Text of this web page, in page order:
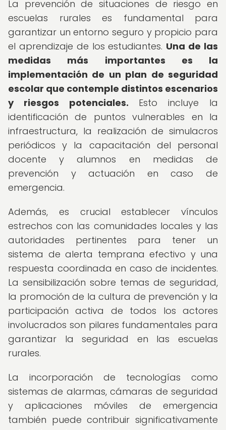
La prevención de situaciones de riesgo en
escuelas rurales es fundamental para
garantizar un entorno seguro y propicio para
el aprendizaje de los estudiantes. Una de las
medidas más importantes es la
implementación de un plan de seguridad
escolar que contemple distintos escenarios
y riesgos potenciales. Esto incluye la
identificación de puntos vulnerables en la
infraestructura, la realización de simulacros
periódicos y la capacitación del personal
docente y alumnos en medidas de
prevención y actuación en caso de
emergencia.
Además, es crucial establecer vínculos
estrechos con las comunidades locales y las
autoridades pertinentes para tener un
sistema de alerta temprana efectivo y una
respuesta coordinada en caso de incidentes.
La sensibilización sobre temas de seguridad,
la promoción de la cultura de prevención y la
participación activa de todos los actores
involucrados son pilares fundamentales para
garantizar la seguridad en las escuelas
rurales.
La incorporación de tecnologías como
sistemas de alarmas, cámaras de seguridad
y aplicaciones móviles de emergencia
también puede contribuir significativamente